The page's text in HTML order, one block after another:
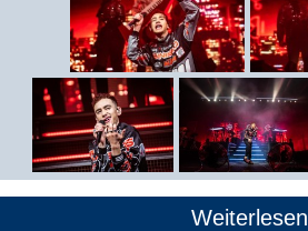
Weiterlesen